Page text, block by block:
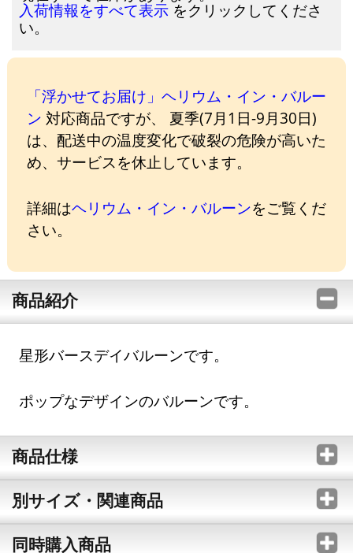
入荷情報をすべて表示 をクリックしてくださ
い。
「浮かせてお届け」ヘリウム・イン・バルー
ン 対応商品ですが、 夏季(7月1日-9月30日)
は、配送中の温度変化で破裂の危険が高いた
め、サービスを休止しています。
詳細はヘリウム・イン・バルーンをご覧くだ
さい。
商品紹介
星形バースデイバルーンです。
ポップなデザインのバルーンです。
商品仕様
別サイズ・関連商品
同時購入商品